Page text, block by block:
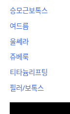
승모근보톡스
여드름
울쎄라
쥬베룩
티타늄리프팅
필러/보톡스